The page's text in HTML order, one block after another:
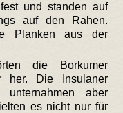
und standen auf
auf den Rahen.
Planken aus der
die Borkumer
her. Die Insulaner
aber
es nicht nur für